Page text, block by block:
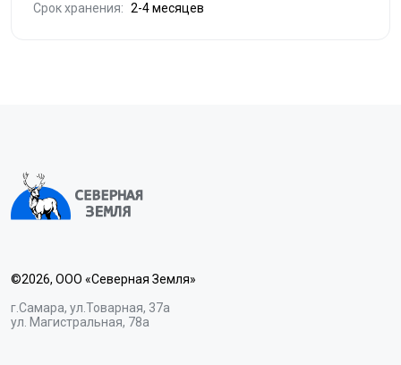
Срок хранения: 2-4 месяцев
©2026, ООО «Северная Земля»
г.Самара, ул.Товарная, 37а
ул. Магистральная, 78а